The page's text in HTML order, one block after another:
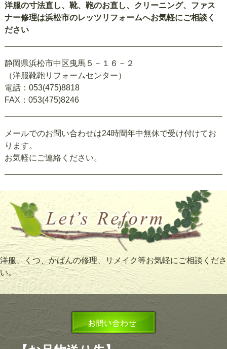
洋服の寸法直し、靴、鞄のお直し、クリーニング、ファス
ナー修理は浜松市のレッツリフォームへお気軽にご相談く
ださい
静岡県浜松市中区曳馬５－１６－２
（洋服靴鞄リフォームセンター）
電話：053(475)8818
FAX：053(475)8246
メールでのお問い合わせは24時間年中無休で受け付けてお
ります。
お気軽にご連絡ください。
洋服、くつ、かばんの修理、リメイク等お気軽にご相談くださ
い。